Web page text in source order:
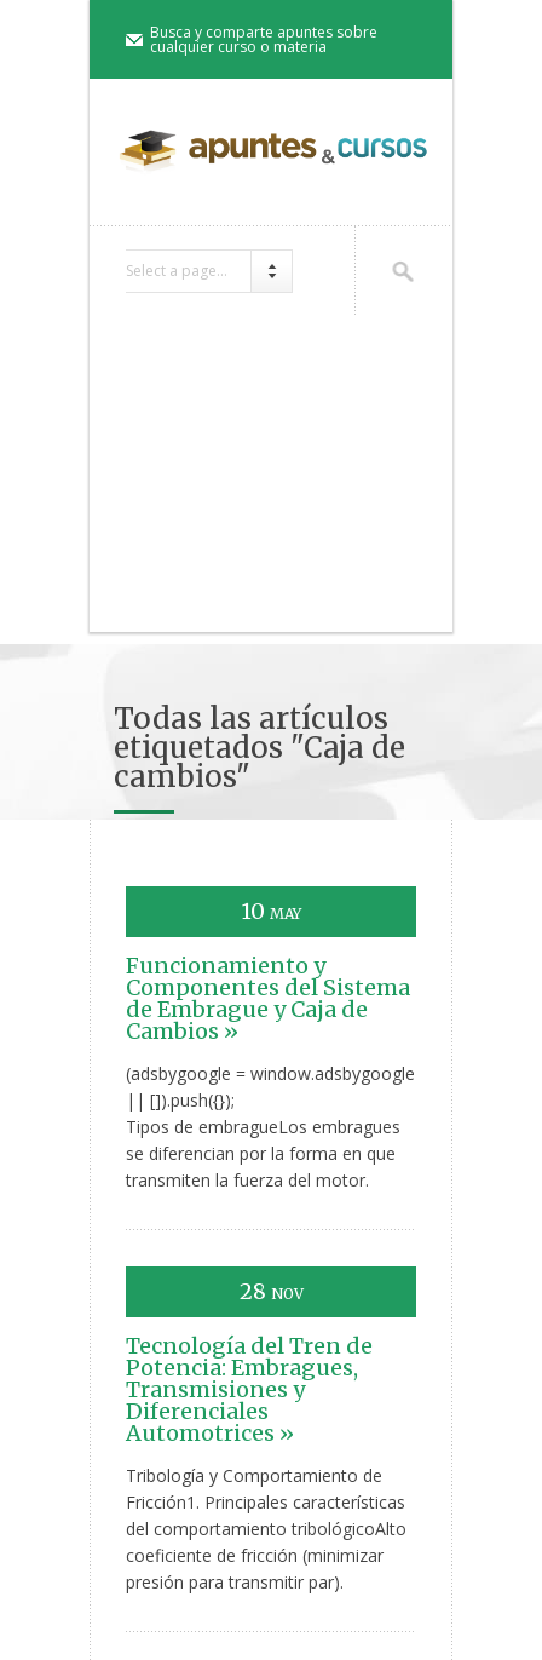
Busca y comparte apuntes sobre
cualquier curso o materia
Select a page...
Todas las artículos
etiquetados "Caja de
cambios"
10 MAY
Funcionamiento y
Componentes del Sistema
de Embrague y Caja de
Cambios »
(adsbygoogle = window.adsbygoogle
|| []).push({});
Tipos de embragueLos embragues
se diferencian por la forma en que
transmiten la fuerza del motor.
28 NOV
Tecnología del Tren de
Potencia: Embragues,
Transmisiones y
Diferenciales
Automotrices »
Tribología y Comportamiento de
Fricción1. Principales características
del comportamiento tribológicoAlto
coeficiente de fricción (minimizar
presión para transmitir par).